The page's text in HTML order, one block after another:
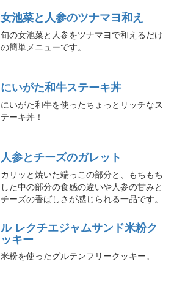
女池菜と人参のツナマヨ和え
旬の女池菜と人参をツナマヨで和えるだけ
の簡単メニューです。
にいがた和牛ステーキ丼
にいがた和牛を使ったちょっとリッチなス
テーキ丼！
人参とチーズのガレット
カリッと焼いた端っこの部分と、もちもち
した中の部分の食感の違いや人参の甘みと
チーズの香ばしさが感じられる一品です。
ル レクチエジャムサンド米粉ク
ッキー
米粉を使ったグルテンフリークッキー。